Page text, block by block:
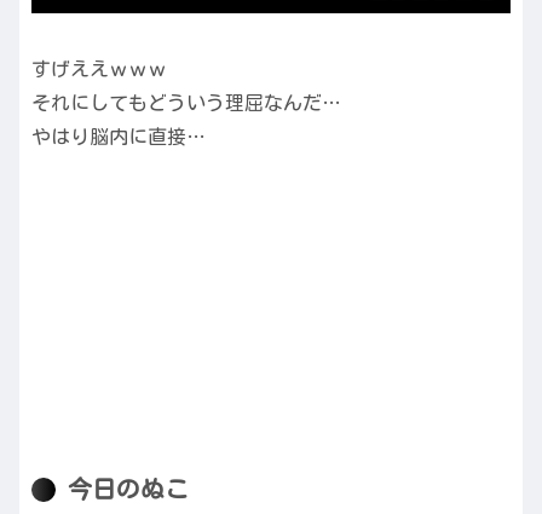
すげええｗｗｗ
それにしてもどういう理屈なんだ…
やはり脳内に直接…
今日のぬこ